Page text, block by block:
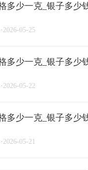
/ 亚一金店 /
多少一克_银子多少
· 2026-05-25
多少一克_银子多少
· 2026-05-22
多少一克_银子多少
· 2026-05-21